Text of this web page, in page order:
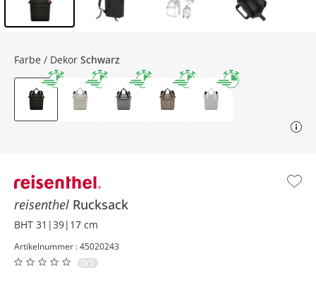
reisenthel Rucksack
BHT 31|39|17 cm
Artikelnummer : 45020243
0/5
Farbe / Dekor Schwarz